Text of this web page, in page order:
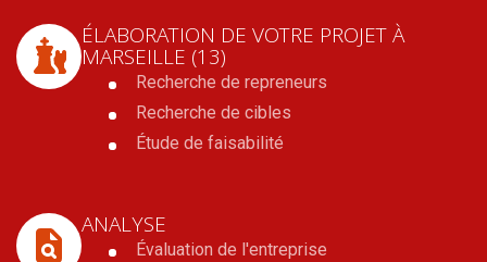
ÉLABORATION DE VOTRE PROJETÀ
MARSEILLE (13)
Recherche de repreneurs
Recherche de cibles
Étude de faisabilité
ANALYSE
Évaluation de l'entreprise